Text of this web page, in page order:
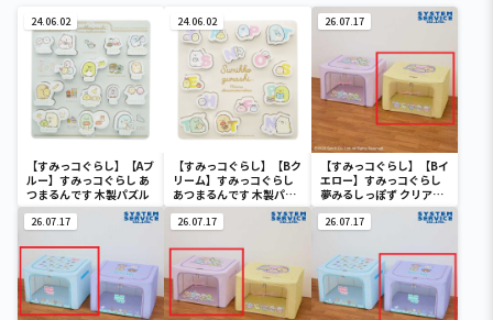
24.06.02
【すみっコぐらし】【Aブ
ルー】すみっコぐらし あ
つまるんです 木製パズル
24.06.02
【すみっコぐらし】【Bク
リーム】すみっコぐらし
あつまるんです 木製パズ
ル
26.07.17
【すみっコぐらし】【Bイ
エロー】すみっコぐらし
夢みるしっぽず クリア窓
付き収納ボックス
26.07.17 26.07.17 26.07.17